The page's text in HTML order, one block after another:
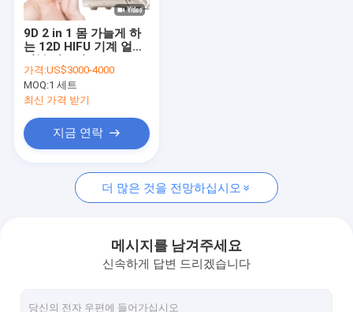
무선 주파수 장비
냉동지방분해 기계
주름 방지 기계
산소 제트기
미세 박피술 기계
9D 2 in 1 몸 가늘게 하
는 12D HIFU 기계 얼굴
가격:US$3000-4000
MOQ:1 세트
최신 가격 받기
지금 연락
더 많은 것을 전망하십시오
메시지를 남겨주세요
신속하게 답변 드리겠습니다